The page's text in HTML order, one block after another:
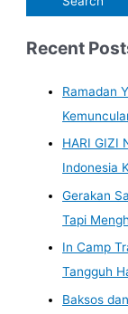
Recent
Ramadan
HARI GIZI
Indonesia
Gerakan
Tapi
In Camp
Tangguh
Baksos